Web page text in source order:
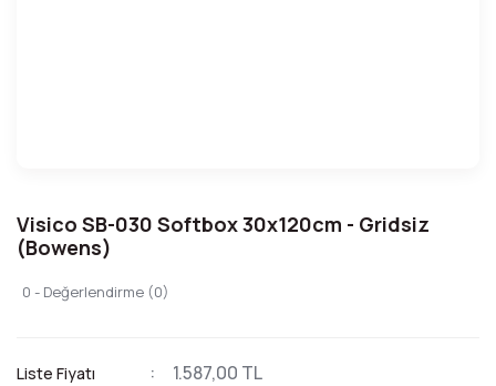
Visico SB-030 Softbox 30x120cm - Gridsiz
(Bowens)
0 - Değerlendirme (0)
Liste Fiyatı 1.587,00 TL